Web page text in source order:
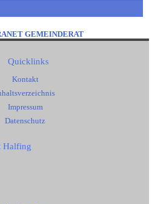
GEMEINDERAT
Quicklinks
Kontakt
Impressum
Datenschutz
Halfing